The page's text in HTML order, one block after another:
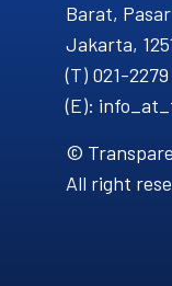
Barat,
Jakarta,
(T) 021-
(E):
©
All right